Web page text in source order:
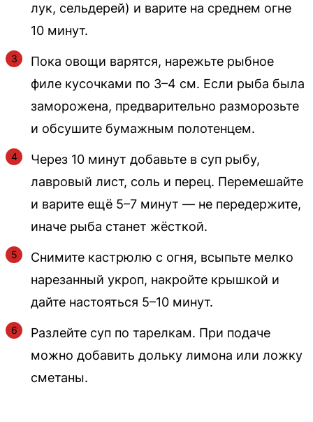
лук, сельдерей) и варите на среднем огне
10 минут.
Пока овощи варятся, нарежьте рыбное
филе кусочками по 3–4 см. Если рыба была
заморожена, предварительно разморозьте
и обсушите бумажным полотенцем.
Через 10 минут добавьте в суп рыбу,
лавровый лист, соль и перец. Перемешайте
и варите ещё 5–7 минут — не передержите,
иначе рыба станет жёсткой.
Снимите кастрюлю с огня, всыпьте мелко
нарезанный укроп, накройте крышкой и
дайте настояться 5–10 минут.
Разлейте суп по тарелкам. При подаче
можно добавить дольку лимона или ложку
сметаны.